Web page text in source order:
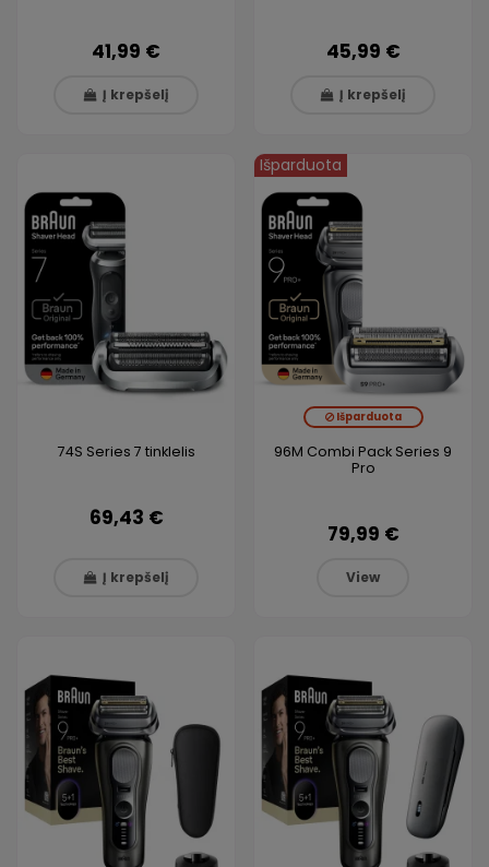
41,99 €
Į krepšelį
45,99 €
Į krepšelį
74S Series 7 tinklelis
69,43 €
Į krepšelį
Išparduota
Išparduota
96M Combi Pack Series 9
Pro
79,99 €
View